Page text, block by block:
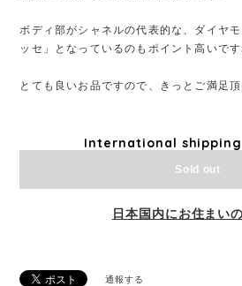
ボディ部がシャネルの代表的な、ダイヤ
ッセ」となっているのもポイント高いです
とても良いお品ですので、きっとご満足
International
Sold out
日本国内にお住まい
通報する